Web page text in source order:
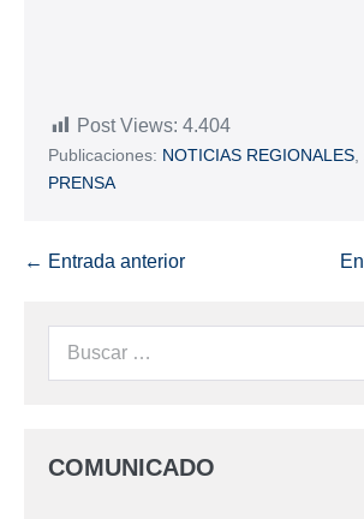
Post Views: 4.404
Publicaciones: NOTICIAS REGIONALES
PRENSA
← Entrada anterior
COMUNICADO